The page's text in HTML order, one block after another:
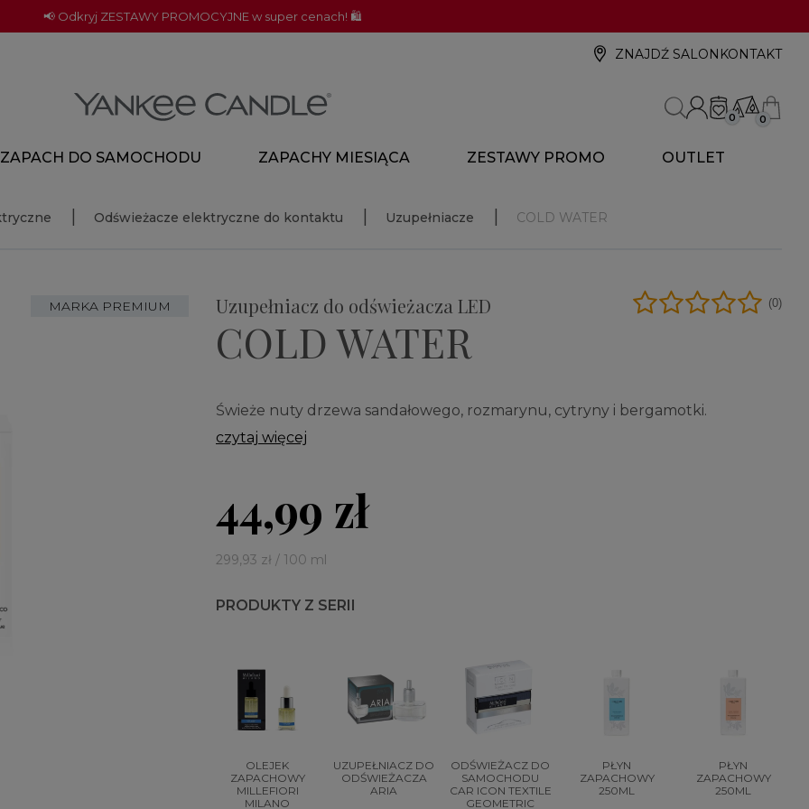
📢 Odkryj ZESTAWY PROMOCYJNE w super cenach! 🛍️
ZNAJDŹ SALON KONTAKT
0 0
ZAPACH DO SAMOCHODU ZAPACHY MIESIĄCA ZESTAWY PROMO OUTLET
Odświeżacze elektryczne do kontaktu Uzupełniacze COLD WATER
MARKA PREMIUM Uzupełniacz do odświeżacza LED
COLD WATER
(0)
Świeże nuty drzewa sandałowego, rozmarynu, cytryny i bergamotki.
czytaj więcej
44,99 zł
299,93 zł / 100 ml
PRODUKTY Z SERII
OLEJEK
ZAPACHOWY
MILLEFIORI
MILANO
UZUPEŁNIACZ DO
ODŚWIEŻACZA
ARIA
ODŚWIEŻACZ DO
SAMOCHODU
CAR ICON TEXTILE
GEOMETRIC
PŁYN
ZAPACHOWY
250ML
PŁYN
ZAPACHOWY
250ML